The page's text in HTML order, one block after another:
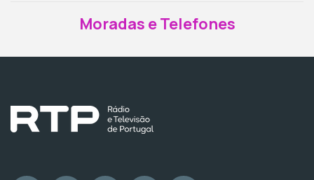
Moradas e Telefones